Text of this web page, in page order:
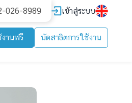
026-8989 เข้าสู่ระบบ
านฟรี นัดสาธิตการใช้งาน